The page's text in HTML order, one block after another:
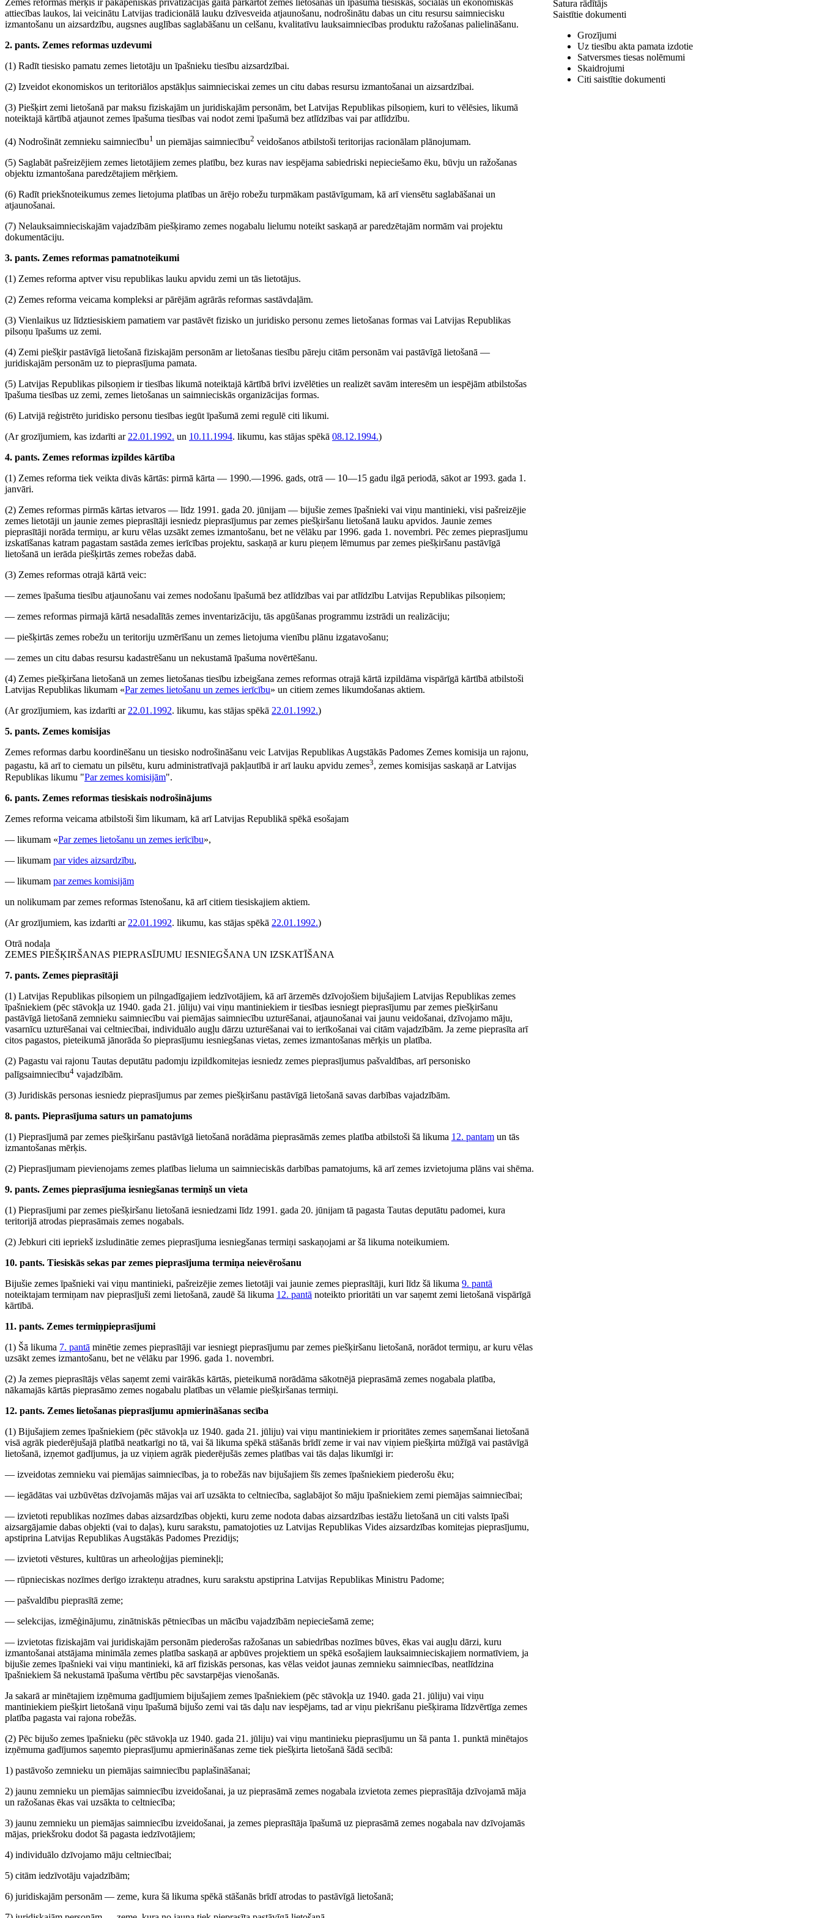
Zemes reformas mērķis ir pakāpeniskas privatizācijas gaitā pārkārtot zemes lietošanas un īpašuma tiesiskās, sociālās un ekonomiskās
attiecības laukos, lai veicinātu Latvijas tradicionālā lauku dzīvesveida atjaunošanu, nodrošinātu dabas un citu resursu saimniecisku
izmantošanu un aizsardzību, augsnes auglības saglabāšanu un celšanu, kvalitatīvu lauksaimniecības produktu ražošanas palielināšanu.
2. pants. Zemes reformas uzdevumi
(1) Radīt tiesisko pamatu zemes lietotāju un īpašnieku tiesību aizsardzībai.
(2) Izveidot ekonomiskos un teritoriālos apstākļus saimnieciskai zemes un citu dabas resursu izmantošanai un aizsardzībai.
(3) Piešķirt zemi lietošanā par maksu fiziskajām un juridiskajām personām, bet Latvijas Republikas pilsoņiem, kuri to vēlēsies, likumā
noteiktajā kārtībā atjaunot zemes īpašuma tiesības vai nodot zemi īpašumā bez atlīdzības vai par atlīdzību.
(4) Nodrošināt zemnieku saimniecību1 un piemājas saimniecību2 veidošanos atbilstoši teritorijas racionālam plānojumam.
(5) Saglabāt pašreizējiem zemes lietotājiem zemes platību, bez kuras nav iespējama sabiedriski nepieciešamo ēku, būvju un ražošanas
objektu izmantošana paredzētajiem mērķiem.
(6) Radīt priekšnoteikumus zemes lietojuma platības un ārējo robežu turpmākam pastāvīgumam, kā arī viensētu saglabāšanai un
atjaunošanai.
(7) Nelauksaimnieciskajām vajadzībām piešķiramo zemes nogabalu lielumu noteikt saskaņā ar paredzētajām normām vai projektu
dokumentāciju.
3. pants. Zemes reformas pamatnoteikumi
(1) Zemes reforma aptver visu republikas lauku apvidu zemi un tās lietotājus.
(2) Zemes reforma veicama kompleksi ar pārējām agrārās reformas sastāvdaļām.
(3) Vienlaikus uz līdztiesiskiem pamatiem var pastāvēt fizisko un juridisko personu zemes lietošanas formas vai Latvijas Republikas
pilsoņu īpašums uz zemi.
(4) Zemi piešķir pastāvīgā lietošanā fiziskajām personām ar lietošanas tiesību pāreju citām personām vai pastāvīgā lietošanā —
juridiskajām personām uz to pieprasījuma pamata.
(5) Latvijas Republikas pilsoņiem ir tiesības likumā noteiktajā kārtībā brīvi izvēlēties un realizēt savām interesēm un iespējām atbilstošas
īpašuma tiesības uz zemi, zemes lietošanas un saimnieciskās organizācijas formas.
(6) Latvijā reģistrēto juridisko personu tiesības iegūt īpašumā zemi regulē citi likumi.
(Ar grozījumiem, kas izdarīti ar 22.01.1992. un 10.11.1994. likumu, kas stājas spēkā 08.12.1994.)
4. pants. Zemes reformas izpildes kārtība
(1) Zemes reforma tiek veikta divās kārtās: pirmā kārta — 1990.—1996. gads, otrā — 10—15 gadu ilgā periodā, sākot ar 1993. gada 1.
janvāri.
(2) Zemes reformas pirmās kārtas ietvaros — līdz 1991. gada 20. jūnijam — bijušie zemes īpašnieki vai viņu mantinieki, visi pašreizējie
zemes lietotāji un jaunie zemes pieprasītāji iesniedz pieprasījumus par zemes piešķiršanu lietošanā lauku apvidos. Jaunie zemes
pieprasītāji norāda termiņu, ar kuru vēlas uzsākt zemes izmantošanu, bet ne vēlāku par 1996. gada 1. novembri. Pēc zemes pieprasījumu
izskatīšanas katram pagastam sastāda zemes ierīcības projektu, saskaņā ar kuru pieņem lēmumus par zemes piešķiršanu pastāvīgā
lietošanā un ierāda piešķirtās zemes robežas dabā.
(3) Zemes reformas otrajā kārtā veic:
— zemes īpašuma tiesību atjaunošanu vai zemes nodošanu īpašumā bez atlīdzības vai par atlīdzību Latvijas Republikas pilsoņiem;
— zemes reformas pirmajā kārtā nesadalītās zemes inventarizāciju, tās apgūšanas programmu izstrādi un realizāciju;
— piešķirtās zemes robežu un teritoriju uzmērīšanu un zemes lietojuma vienību plānu izgatavošanu;
— zemes un citu dabas resursu kadastrēšanu un nekustamā īpašuma novērtēšanu.
(4) Zemes piešķiršana lietošanā un zemes lietošanas tiesību izbeigšana zemes reformas otrajā kārtā izpildāma vispārīgā kārtībā atbilstoši
Latvijas Republikas likumam «Par zemes lietošanu un zemes ierīcību» un citiem zemes likumdošanas aktiem.
(Ar grozījumiem, kas izdarīti ar 22.01.1992. likumu, kas stājas spēkā 22.01.1992.)
5. pants. Zemes komisijas
Zemes reformas darbu koordinēšanu un tiesisko nodrošināšanu veic Latvijas Republikas Augstākās Padomes Zemes komisija un rajonu,
pagastu, kā arī to ciematu un pilsētu, kuru administratīvajā pakļautībā ir arī lauku apvidu zemes3, zemes komisijas saskaņā ar Latvijas
Republikas likumu "Par zemes komisijām".
6. pants. Zemes reformas tiesiskais nodrošinājums
Zemes reforma veicama atbilstoši šim likumam, kā arī Latvijas Republikā spēkā esošajam
— likumam «Par zemes lietošanu un zemes ierīcību»,
— likumam par vides aizsardzību,
— likumam par zemes komisijām
un nolikumam par zemes reformas īstenošanu, kā arī citiem tiesiskajiem aktiem.
(Ar grozījumiem, kas izdarīti ar 22.01.1992. likumu, kas stājas spēkā 22.01.1992.)
Otrā nodaļa
ZEMES PIEŠĶIRŠANAS PIEPRASĪJUMU IESNIEGŠANA UN IZSKATĪŠANA
7. pants. Zemes pieprasītāji
(1) Latvijas Republikas pilsoņiem un pilngadīgajiem iedzīvotājiem, kā arī ārzemēs dzīvojošiem bijušajiem Latvijas Republikas zemes
īpašniekiem (pēc stāvokļa uz 1940. gada 21. jūliju) vai viņu mantiniekiem ir tiesības iesniegt pieprasījumu par zemes piešķiršanu
pastāvīgā lietošanā zemnieku saimniecību vai piemājas saimniecību uzturēšanai, atjaunošanai vai jaunu veidošanai, dzīvojamo māju,
vasarnīcu uzturēšanai vai celtniecībai, individuālo augļu dārzu uzturēšanai vai to ierīkošanai vai citām vajadzībām. Ja zeme pieprasīta arī
citos pagastos, pieteikumā jānorāda šo pieprasījumu iesniegšanas vietas, zemes izmantošanas mērķis un platība.
(2) Pagastu vai rajonu Tautas deputātu padomju izpildkomitejas iesniedz zemes pieprasījumus pašvaldības, arī personisko
palīgsaimniecību4 vajadzībām.
(3) Juridiskās personas iesniedz pieprasījumus par zemes piešķiršanu pastāvīgā lietošanā savas darbības vajadzībām.
8. pants. Pieprasījuma saturs un pamatojums
(1) Pieprasījumā par zemes piešķiršanu pastāvīgā lietošanā norādāma pieprasāmās zemes platība atbilstoši šā likuma 12. pantam un tās
izmantošanas mērķis.
(2) Pieprasījumam pievienojams zemes platības lieluma un saimnieciskās darbības pamatojums, kā arī zemes izvietojuma plāns vai shēma.
9. pants. Zemes pieprasījuma iesniegšanas termiņš un vieta
(1) Pieprasījumi par zemes piešķiršanu lietošanā iesniedzami līdz 1991. gada 20. jūnijam tā pagasta Tautas deputātu padomei, kura
teritorijā atrodas pieprasāmais zemes nogabals.
(2) Jebkuri citi iepriekš izsludinātie zemes pieprasījuma iesniegšanas termiņi saskaņojami ar šā likuma noteikumiem.
10. pants. Tiesiskās sekas par zemes pieprasījuma termiņa neievērošanu
Bijušie zemes īpašnieki vai viņu mantinieki, pašreizējie zemes lietotāji vai jaunie zemes pieprasītāji, kuri līdz šā likuma 9. pantā
noteiktajam termiņam nav pieprasījuši zemi lietošanā, zaudē šā likuma 12. pantā noteikto prioritāti un var saņemt zemi lietošanā vispārīgā
kārtībā.
11. pants. Zemes termiņpieprasījumi
(1) Šā likuma 7. pantā minētie zemes pieprasītāji var iesniegt pieprasījumu par zemes piešķiršanu lietošanā, norādot termiņu, ar kuru vēlas
uzsākt zemes izmantošanu, bet ne vēlāku par 1996. gada 1. novembri.
(2) Ja zemes pieprasītājs vēlas saņemt zemi vairākās kārtās, pieteikumā norādāma sākotnējā pieprasāmā zemes nogabala platība,
nākamajās kārtās pieprasāmo zemes nogabalu platības un vēlamie piešķiršanas termiņi.
12. pants. Zemes lietošanas pieprasījumu apmierināšanas secība
(1) Bijušajiem zemes īpašniekiem (pēc stāvokļa uz 1940. gada 21. jūliju) vai viņu mantiniekiem ir prioritātes zemes saņemšanai lietošanā
visā agrāk piederējušajā platībā neatkarīgi no tā, vai šā likuma spēkā stāšanās brīdī zeme ir vai nav viņiem piešķirta mūžīgā vai pastāvīgā
lietošanā, izņemot gadījumus, ja uz viņiem agrāk piederējušās zemes platības vai tās daļas likumīgi ir:
— izveidotas zemnieku vai piemājas saimniecības, ja to robežās nav bijušajiem šīs zemes īpašniekiem piederošu ēku;
— iegādātas vai uzbūvētas dzīvojamās mājas vai arī uzsākta to celtniecība, saglabājot šo māju īpašniekiem zemi piemājas saimniecībai;
— izvietoti republikas nozīmes dabas aizsardzības objekti, kuru zeme nodota dabas aizsardzības iestāžu lietošanā un citi valsts īpaši
aizsargājamie dabas objekti (vai to daļas), kuru sarakstu, pamatojoties uz Latvijas Republikas Vides aizsardzības komitejas pieprasījumu,
apstiprina Latvijas Republikas Augstākās Padomes Prezidijs;
— izvietoti vēstures, kultūras un arheoloģijas pieminekļi;
— rūpnieciskas nozīmes derīgo izrakteņu atradnes, kuru sarakstu apstiprina Latvijas Republikas Ministru Padome;
— pašvaldību pieprasītā zeme;
— selekcijas, izmēģinājumu, zinātniskās pētniecības un mācību vajadzībām nepieciešamā zeme;
— izvietotas fiziskajām vai juridiskajām personām piederošas ražošanas un sabiedrības nozīmes būves, ēkas vai augļu dārzi, kuru
izmantošanai atstājama minimāla zemes platība saskaņā ar apbūves projektiem un spēkā esošajiem lauksaimnieciskajiem normatīviem, ja
bijušie zemes īpašnieki vai viņu mantinieki, kā arī fiziskās personas, kas vēlas veidot jaunas zemnieku saimniecības, neatlīdzina
īpašniekiem šā nekustamā īpašuma vērtību pēc savstarpējas vienošanās.
Ja sakarā ar minētajiem izņēmuma gadījumiem bijušajiem zemes īpašniekiem (pēc stāvokļa uz 1940. gada 21. jūliju) vai viņu
mantiniekiem piešķirt lietošanā viņu īpašumā bijušo zemi vai tās daļu nav iespējams, tad ar viņu piekrišanu piešķirama līdzvērtīga zemes
platība pagasta vai rajona robežās.
(2) Pēc bijušo zemes īpašnieku (pēc stāvokļa uz 1940. gada 21. jūliju) vai viņu mantinieku pieprasījumu un šā panta 1. punktā minētajos
izņēmuma gadījumos saņemto pieprasījumu apmierināšanas zeme tiek piešķirta lietošanā šādā secībā:
1) pastāvošo zemnieku un piemājas saimniecību paplašināšanai;
2) jaunu zemnieku un piemājas saimniecību izveidošanai, ja uz pieprasāmā zemes nogabala izvietota zemes pieprasītāja dzīvojamā māja
un ražošanas ēkas vai uzsākta to celtniecība;
3) jaunu zemnieku un piemājas saimniecību izveidošanai, ja zemes pieprasītāja īpašumā uz pieprasāmā zemes nogabala nav dzīvojamās
mājas, priekšroku dodot šā pagasta iedzīvotājiem;
4) individuālo dzīvojamo māju celtniecībai;
5) citām iedzīvotāju vajadzībām;
6) juridiskajām personām — zeme, kura šā likuma spēkā stāšanās brīdī atrodas to pastāvīgā lietošanā;
Satura rādītājs
Saistītie dokumenti
Grozījumi
Uz tiesību akta pamata izdotie
Satversmes tiesas nolēmumi
Skaidrojumi
Citi saistītie dokumenti